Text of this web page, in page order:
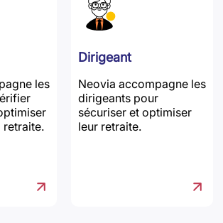
les
retraite.
Dirigeant
Neovia accompagne les
dirigeants pour
sécuriser et optimiser
leur retraite.